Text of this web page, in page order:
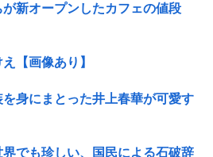
が新オープンしたカフェの値段
【画像あり】
を身にまとった井上春華が可愛す
でも珍しい、国民による石破辞